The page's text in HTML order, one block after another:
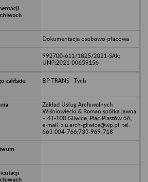
Dokumentacja osobowo-płacowa
992700-611/1825/2021-SAk;
UNP:2021-00659156
BP TRANS - Tych
Zakład Usług Archiwalnych
Wiśniowiecki & Roman spółka jawna
– 41-100 Gliwice, Plac Piastów 6A;
e-mail: z.u.arch-gliwice@wp.pl; tel.
663-004-766;733-969-718